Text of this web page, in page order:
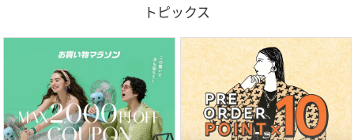
トピックス